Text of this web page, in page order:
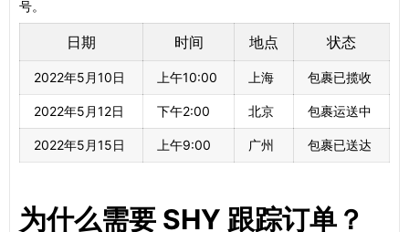
号。
日期 时间 地点 状态
2022年5月10日 上午10:00 上海 包裹已揽收
2022年5月12日 下午2:00 北京 包裹运送中
2022年5月15日 上午9:00 广州 包裹已送达
为什么需要 SHY 跟踪订单？